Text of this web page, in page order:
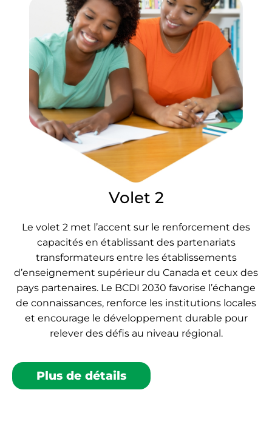
Volet 2
Le volet 2 met l’accent sur le renforcement des
capacités en établissant des partenariats
transformateurs entre les établissements
d’enseignement supérieur du Canada et ceux des
pays partenaires. Le BCDI 2030 favorise l’échange
de connaissances, renforce les institutions locales
et encourage le développement durable pour
relever des défis au niveau régional.
Plus de détails